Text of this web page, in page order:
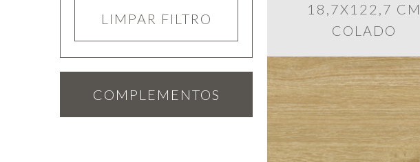
LIMPAR FILTRO
COMPLEMENTOS
18,7X122,7 CM
COLADO